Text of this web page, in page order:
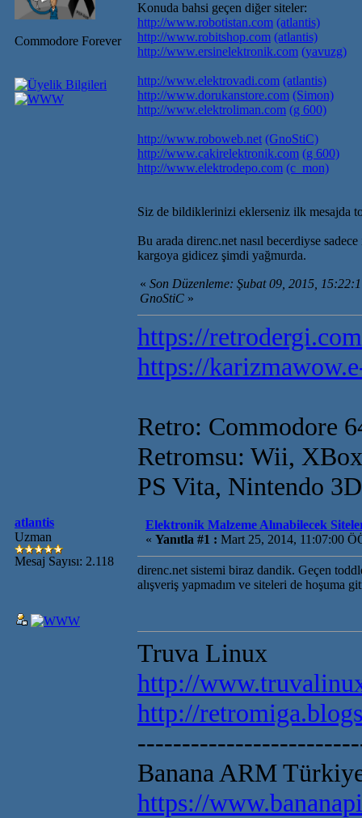
Commodore Forever
Konuda bahsi geçen diğer siteler:
http://www.robotistan.com (atlantis)
http://www.robitshop.com (atlantis)
http://www.ersinelektronik.com (yavuzg)
http://www.elektrovadi.com (atlantis)
http://www.dorukanstore.com (Simon)
http://www.elektroliman.com (g 600)
http://www.roboweb.net (GnoStiC)
http://www.cakirelektronik.com (g 600)
http://www.elektrodepo.com (c_mon)
Siz de bildiklerinizi eklerseniz ilk mesajda
Bu arada direnc.net nasıl becerdiyse
kargoya gidicez şimdi yağmurda.
« Son Düzenleme: Şubat 09, 2015,
GnoStiC »
https://retrodergi.com
https://
Retro: Commodore
Retromsu: Wii,
PS Vita, Nintendo
atlantis
Uzman
Mesaj Sayısı: 2.118
Elektronik Malzeme Alınabilecek
« Yanıtla #1 : Mart 25, 2014, 11:07:00
direnc.net sistemi biraz dandik. Geçen
alışveriş yapmadım ve siteleri de hoşuma
Truva Linux
http://
http://
Banana ARM
https://